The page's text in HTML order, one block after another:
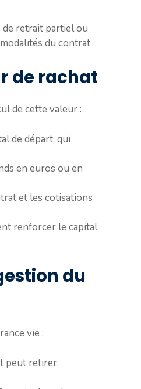
de retrait partiel ou
du contrat.
de rachat
de cette valeur :
de départ, qui
en euros ou en
et les cotisations
renforcer le capital,
du
vie :
peut retirer,